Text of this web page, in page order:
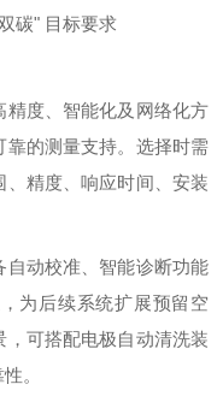
碳" 目标要求
度、智能化及网络化方
的测量支持。选择时需
精度、响应时间、安装
动校准、智能诊断功能
为后续系统扩展预留空
可搭配电极自动清洗装
。